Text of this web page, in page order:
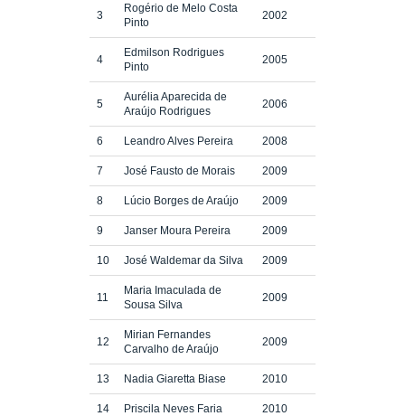
3
Rogério de Melo Costa
Pinto
2002
4
Edmilson Rodrigues
Pinto
2005
5
Aurélia Aparecida de
Araújo Rodrigues
2006
6 Leandro Alves Pereira 2008
7 José Fausto de Morais 2009
8 Lúcio Borges de Araújo 2009
9 Janser Moura Pereira 2009
10 José Waldemar da Silva 2009
11
Maria Imaculada de
Sousa Silva
2009
12
Mirian Fernandes
Carvalho de Araújo
2009
13 Nadia Giaretta Biase 2010
14 Priscila Neves Faria 2010